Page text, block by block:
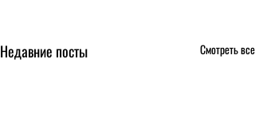
Недавние посты Смотреть все